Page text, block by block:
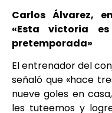
Carlos Álvarez,
«Esta victoria
pretemporada»
El entrenador del
señaló que «hace
nueve goles en
les tuteemos y